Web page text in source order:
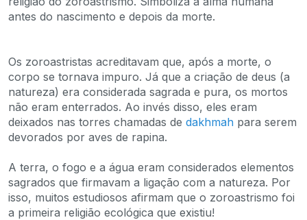
antes do nascimento e depois da morte.
Os zoroastristas acreditavam que, após a morte, o
corpo se tornava impuro. Já que a criação de deus (a
natureza) era considerada sagrada e pura, os mortos
não eram enterrados. Ao invés disso, eles eram
deixados nas torres chamadas de dakhmah para serem
devorados por aves de rapina.
A terra, o fogo e a água eram considerados elementos
sagrados que firmavam a ligação com a natureza. Por
isso, muitos estudiosos afirmam que o zoroastrismo foi
a primeira religião ecológica que existiu!